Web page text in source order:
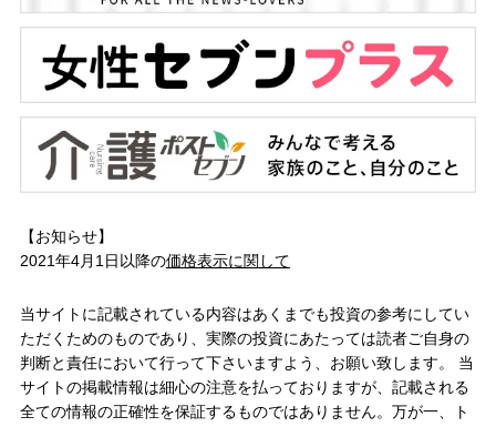
【お知らせ】
2021年4月1日以降の価格表示に関して
当サイトに記載されている内容はあくまでも投資の参考にしてい
ただくためのものであり、実際の投資にあたっては読者ご自身の
判断と責任において行って下さいますよう、お願い致します。 当
サイトの掲載情報は細心の注意を払っておりますが、記載される
全ての情報の正確性を保証するものではありません。万が一、ト